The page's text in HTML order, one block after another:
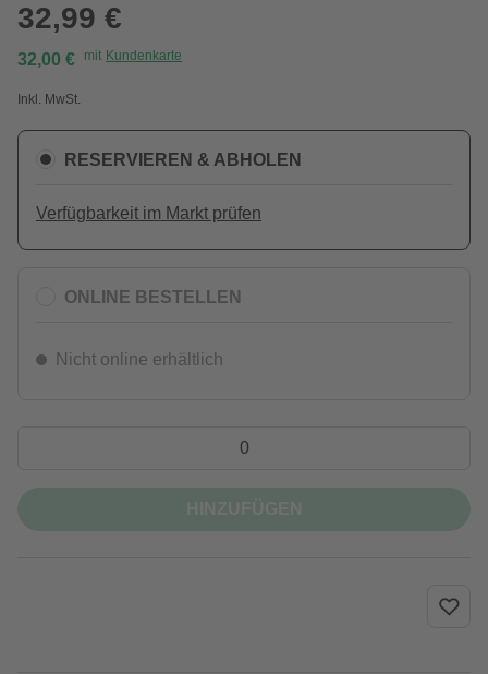
32,99 €
32,00 € mit Kundenkarte
Inkl. MwSt.
RESERVIEREN & ABHOLEN
Verfügbarkeit im Markt prüfen
ONLINE BESTELLEN
Nicht online erhältlich